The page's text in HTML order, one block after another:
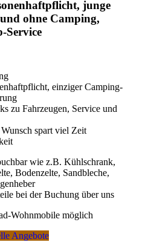
ab Frankfurt und München
Oktober 2026 mit
Zürich und Windhoek.
über Johannesburg und
Windhoek.
Johannesburg und über
(Genf, Zürich),
(Frankfurt) nach
in Addis Abeba.
über Johannesburg und über
andere regionale
werden über Partner
bis 12 Monate vor Flugtermin
meist nur teurer.
Preise rächt sich fast immer.
junge
ohne Camping,
Service
einziger Camping-
zu Fahrzeugen, Service und
spart viel Zeit
wie z.B. Kühlschrank,
Bodenzelte, Sandbleche,
bei der Buchung über uns
Wohnmobile möglich
Angebote